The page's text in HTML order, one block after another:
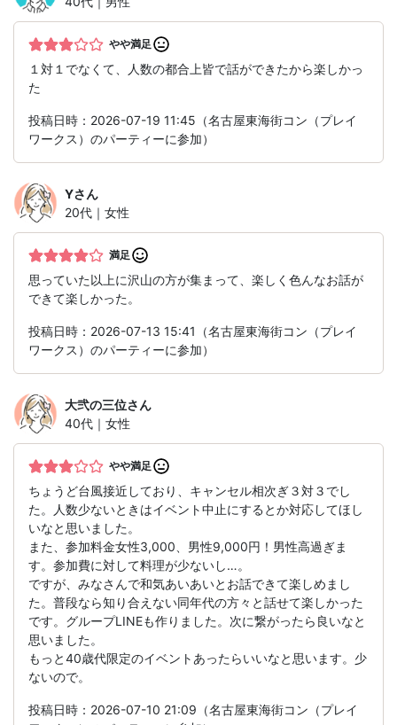
やや満足
１対１でなくて、人数の都合上皆で話ができたから楽しかっ
た
投稿日時：2026-07-19 11:45（名古屋東海街コン（プレイ
ワークス）のパーティーに参加）
Yさん
20代｜女性
満足
思っていた以上に沢山の方が集まって、楽しく色んなお話が
できて楽しかった。
投稿日時：2026-07-13 15:41（名古屋東海街コン（プレイ
ワークス）のパーティーに参加）
大弐の三位さん
40代｜女性
やや満足
ちょうど台風接近しており、キャンセル相次ぎ３対３でし
た。人数少ないときはイベント中止にするとか対応してほし
いなと思いました。
また、参加料金女性3,000、男性9,000円！男性高過ぎま
す。参加費に対して料理が少ないし…。
ですが、みなさんで和気あいあいとお話できて楽しめまし
た。普段なら知り合えない同年代の方々と話せて楽しかった
です。グループLINEも作りました。次に繋がったら良いなと
思いました。
もっと40歳代限定のイベントあったらいいなと思います。少
ないので。
投稿日時：2026-07-10 21:09（名古屋東海街コン（プレイ